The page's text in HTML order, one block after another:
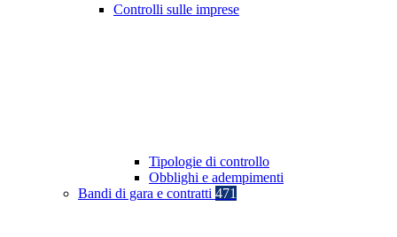
Controlli sulle imprese
Tipologie di controllo
Obblighi e adempimenti
Bandi di gara e contratti 471